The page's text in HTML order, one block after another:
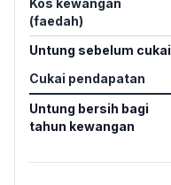
Kos kewangan
(faedah)
Untung sebelum cukai
Cukai pendapatan
Untung bersih bagi
tahun kewangan